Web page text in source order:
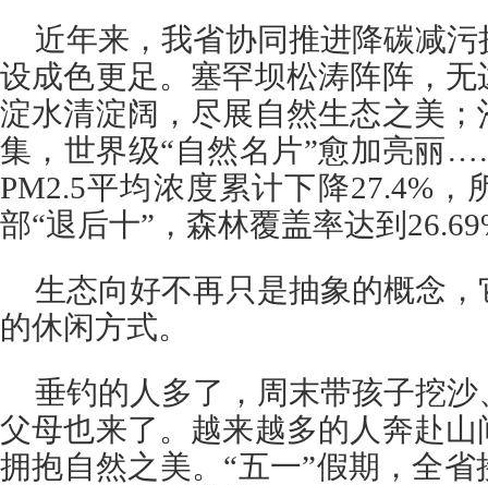
近年来，我省协同推进降碳减
设成色更足。塞罕坝松涛阵阵，
淀水清淀阔，尽展自然生态之美
集，世界级“自然名片”愈加亮丽
PM2.5平均浓度累计下降27.4%，
部“退后十”，森林覆盖率达到
生态向好不再只是抽象的概念
的休闲方式。
垂钓的人多了，周末带孩子挖
父母也来了。越来越多的人奔赴
拥抱自然之美。“五一”假期，全